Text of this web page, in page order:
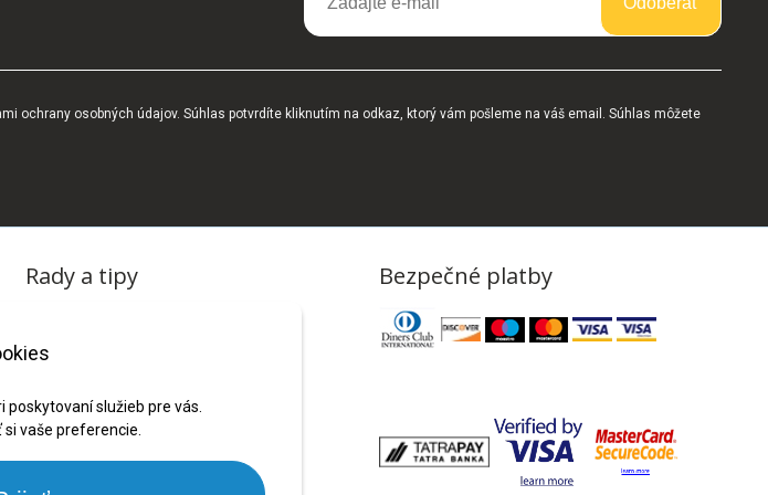
služieb pre vás.
vaše preferencie.
osobných údajov. Súhlas potvrdíte kliknutím na odkaz, ktorý vám pošleme na váš email. Súhlas môžete
Rady a tipy Bezpečné platby